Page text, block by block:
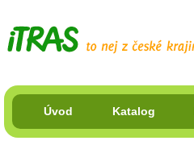
Úvod Katalog